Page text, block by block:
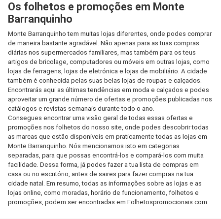
Os folhetos e promoções em Monte
Barranquinho
Monte Barranquinho tem muitas lojas diferentes, onde podes comprar
de maneira bastante agradável. Não apenas para as tuas compras
diárias nos supermercados familiares, mas também para os teus
artigos de bricolage, computadores ou móveis em outras lojas, como
lojas de ferragens, lojas de eletrónica e lojas de mobiliário. A cidade
também é conhecida pelas suas belas lojas de roupas e calçados.
Encontrarás aqui as últimas tendências em moda e calçados e podes
aproveitar um grande número de ofertas e promoções publicadas nos
catálogos e revistas semanais durante todo o ano.
Consegues encontrar uma visão geral de todas essas ofertas e
promoções nos folhetos do nosso site, onde podes descobrir todas
as marcas que estão disponíveis em praticamente todas as lojas em
Monte Barranquinho. Nós mencionamos isto em categorias
separadas, para que possas encontrá-los e compará-los com muita
facilidade. Dessa forma, já podes fazer a tua lista de compras em
casa ou no escritório, antes de saires para fazer compras na tua
cidade natal. Em resumo, todas as informações sobre as lojas e as
lojas online, como moradas, horário de funcionamento, folhetos e
promoções, podem ser encontradas em Folhetospromocionais.com.